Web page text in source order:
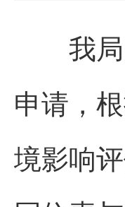
我局已
申请，
境影响